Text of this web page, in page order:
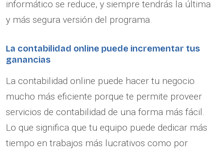
informático se reduce, y siempre tendrás la última
y más segura versión del programa.
La contabilidad online puede incrementar tus
ganancias
La contabilidad online puede hacer tu negocio
mucho más eficiente porque te permite proveer
servicios de contabilidad de una forma más fácil.
Lo que significa que tu equipo puede dedicar más
tiempo en trabajos más lucrativos como por